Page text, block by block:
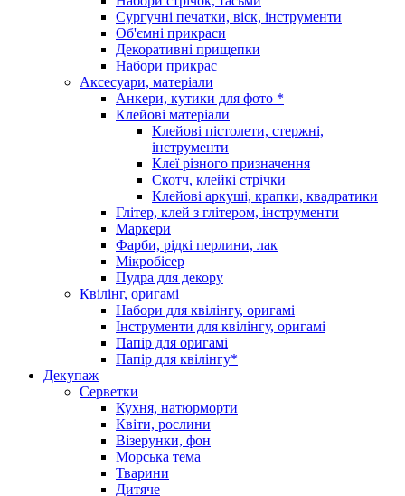
Сургучні печатки, віск, інструменти
Об'ємні прикраси
Декоративні прищепки
Набори прикрас
Аксесуари, матеріали
Анкери, кутики для фото *
Клейові матеріали
Клейові пістолети, стержні,
інструменти
Клеї різного призначення
Скотч, клейкі стрічки
Клейові аркуші, крапки, квадратики
Глітер, клей з глітером, інструменти
Маркери
Фарби, рідкі перлини, лак
Мікробісер
Пудра для декору
Квілінг, оригамі
Набори для квілінгу, оригамі
Інструменти для квілінгу, оригамі
Папір для оригамі
Папір для квілінгу*
Декупаж
Серветки
Кухня, натюрморти
Квіти, рослини
Візерунки, фон
Морська тема
Тварини
Дитяче